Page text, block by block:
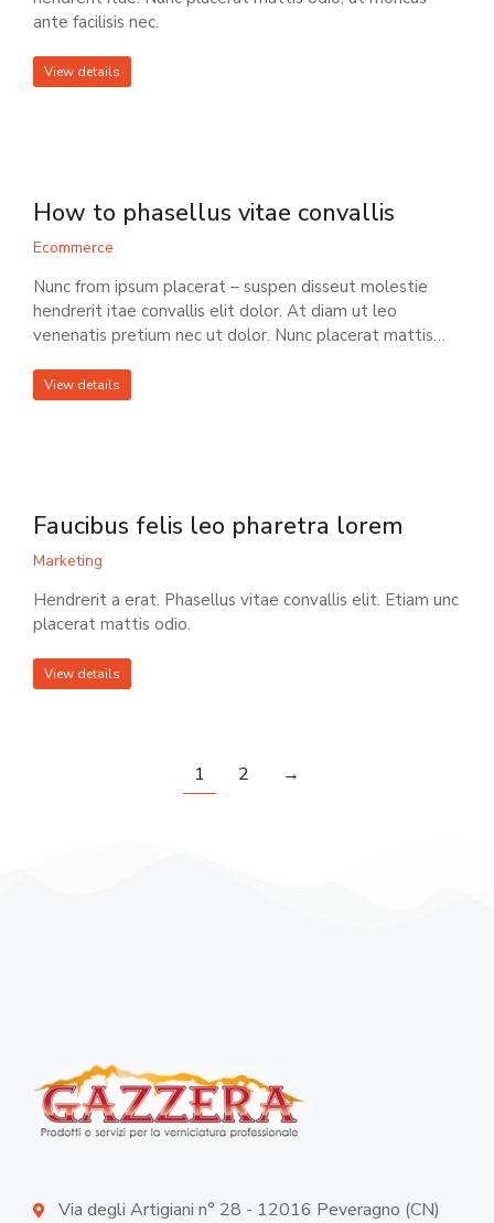
ante facilisis nec.
View details
How to phasellus vitae convallis
Ecommerce
Nunc from ipsum placerat – suspen disseut molestie
hendrerit itae convallis elit dolor. At diam ut leo
venenatis pretium nec ut dolor. Nunc placerat mattis…
View details
Faucibus felis leo pharetra lorem
Marketing
Hendrerit a erat. Phasellus vitae convallis elit. Etiam unc
placerat mattis odio.
View details
1 2 →
Via degli Artigiani n° 28 - 12016 Peveragno (CN)